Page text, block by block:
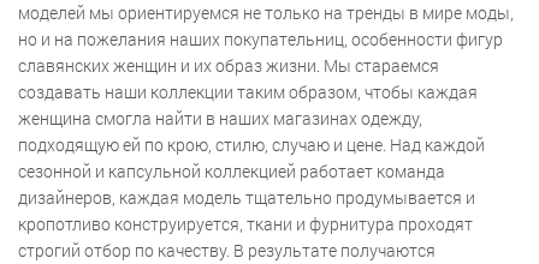
моделей мы ориентируемся не только на тренды в мире моды,
но и на пожелания наших покупательниц, особенности фигур
славянских женщин и их образ жизни. Мы стараемся
создавать наши коллекции таким образом, чтобы каждая
женщина смогла найти в наших магазинах одежду,
подходящую ей по крою, стилю, случаю и цене. Над каждой
сезонной и капсульной коллекцией работает команда
дизайнеров, каждая модель тщательно продумывается и
кропотливо конструируется, ткани и фурнитура проходят
строгий отбор по качеству. В результате получаются